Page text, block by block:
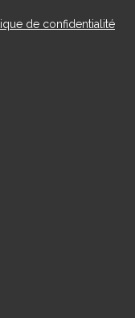
de confidentialité